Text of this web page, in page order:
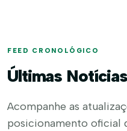
FEED CRONOLÓGICO
Últimas Notícias
Acompanhe as
posicionamento oficial